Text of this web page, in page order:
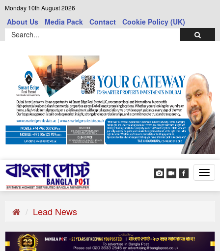
Monday 10th August 2026
About Us Media Pack Contact Cookie Policy (UK)
Lead News